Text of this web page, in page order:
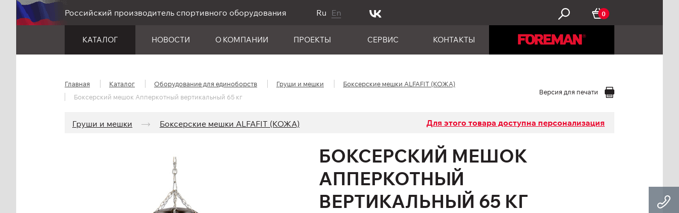
Российский производитель спортивного оборудования Ru En 0
КАТАЛОГ НОВОСТИ О КОМПАНИИ ПРОЕКТЫ СЕРВИС КОНТАКТЫ
Главная Каталог Оборудование для единоборств Груши и мешки
Боксерские мешки ALFAFIT (КОЖА)
Боксерский мешок Апперкотный вертикальный 65 кг
Версия для печати
Груши и мешки Боксерские мешки ALFAFIT (КОЖА) Для этого товара доступна персонализация
БОКСЕРСКИЙ МЕШОК
АППЕРКОТНЫЙ
ВЕРТИКАЛЬНЫЙ 65 КГ